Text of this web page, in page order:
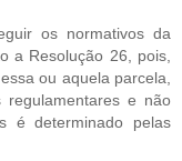
os normativos da
a Resolução 26, pois,
ou aquela parcela,
regulamentares e não
é determinado pelas